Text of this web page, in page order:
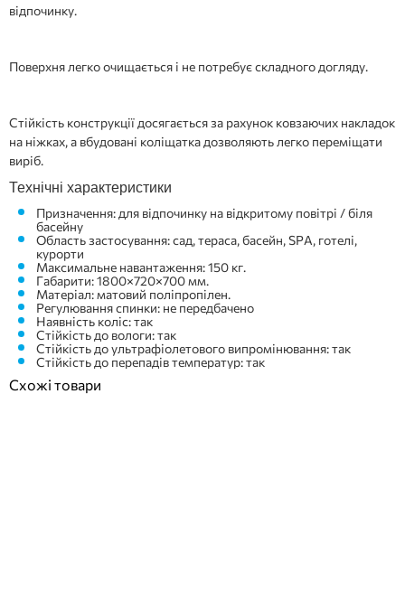
відпочинку.
Поверхня легко очищається і не потребує складного догляду.
Стійкість конструкції досягається за рахунок ковзаючих накладок
на ніжках, а вбудовані коліщатка дозволяють легко переміщати
виріб.
Технічні характеристики
Призначення: для відпочинку на відкритому повітрі / біля
басейну
Область застосування: сад, тераса, басейн, SPA, готелі,
курорти
Максимальне навантаження: 150 кг.
Габарити: 1800×720×700 мм.
Матеріал: матовий поліпропілен.
Регулювання спинки: не передбачено
Наявність коліс: так
Стійкість до вологи: так
Стійкість до ультрафіолетового випромінювання: так
Стійкість до перепадів температур: так
Схожі товари